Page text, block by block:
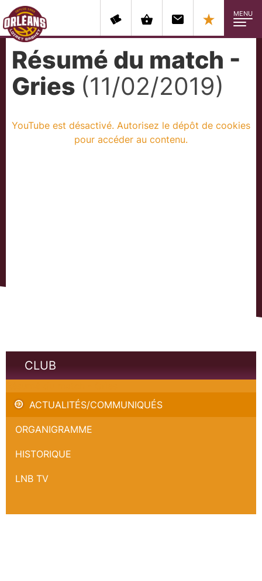
MENU
Résumé du match -
Gries (11/02/2019)
YouTube est désactivé. Autorisez le dépôt de cookies
pour accéder au contenu.
CLUB
ACTUALITÉS/COMMUNIQUÉS
ORGANIGRAMME
HISTORIQUE
LNB TV